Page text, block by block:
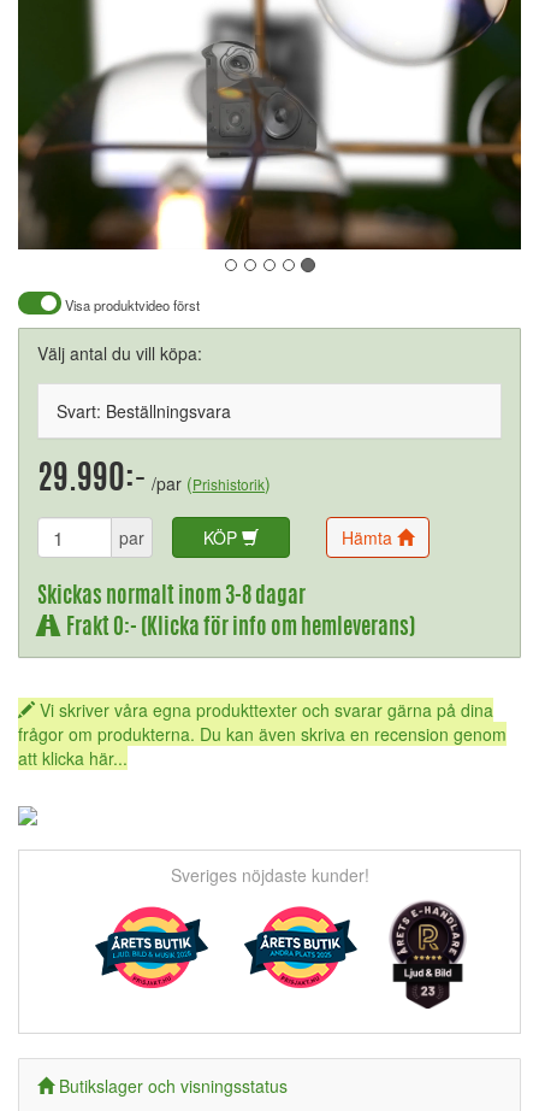
Visa produktvideo först
Välj antal du vill köpa:
Svart: Beställningsvara
29.990:- /par (Prishistorik)
par KÖP Hämta
Skickas normalt inom 3-8 dagar
Frakt 0:- (Klicka för info om hemleverans)
Vi skriver våra egna produkttexter och svarar gärna på dina
frågor om produkterna. Du kan även skriva en recension genom
att klicka här...
Sveriges nöjdaste kunder!
Butikslager och visningsstatus